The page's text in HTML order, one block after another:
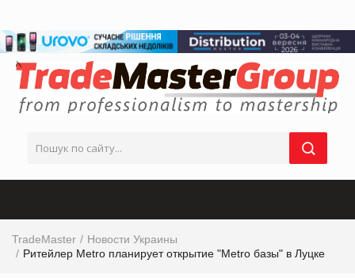
TradeMaster
Новости Украины
Ритейлер Metro планирует открытие "Metro базы" в Луцке